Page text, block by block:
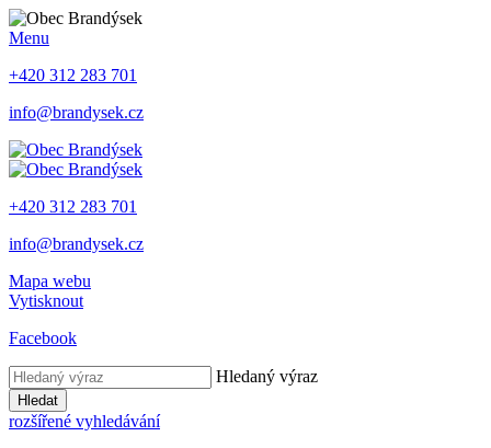
Menu
+420 312 283 701
info@brandysek.cz
+420 312 283 701
info@brandysek.cz
Mapa webu
Vytisknout
Facebook
Hledaný výraz
Hledat
rozšířené vyhledávání